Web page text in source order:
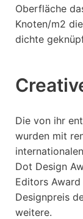
Oberfläche
Knoten/m2
dichte
Die von ihr
wurden mit
Dot Design
Editors
Designpreis
weitere.